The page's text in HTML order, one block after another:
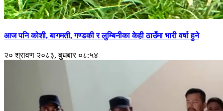
आज पनि कोशी, बागमती, गण्डकी र लुम्बिनीका केही ठाउँमा भारी वर्षा हुने
२० श्रावण २०८३, बुधबार ०८:५४